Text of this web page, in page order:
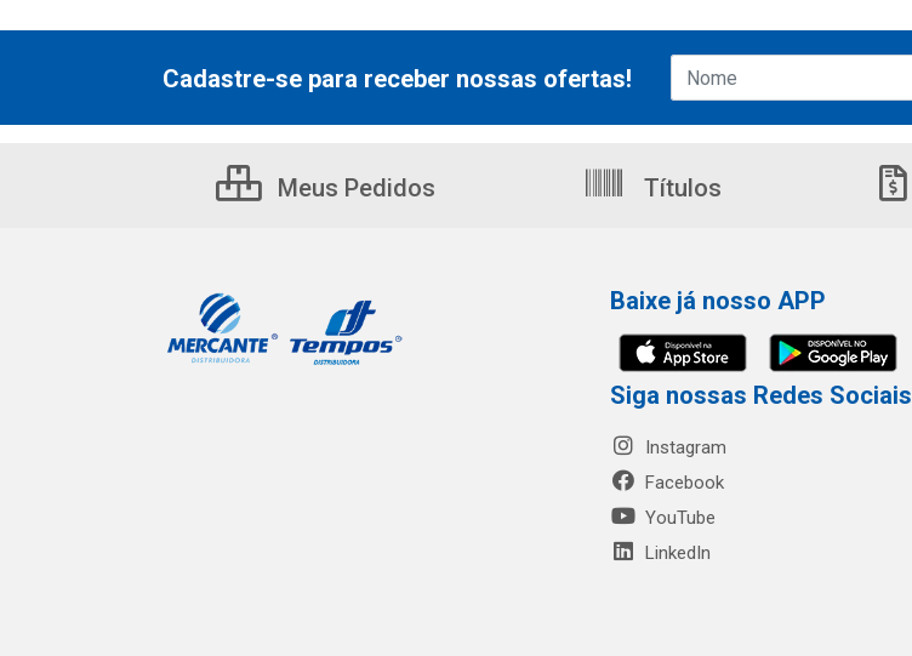
Cadastre-se para receber nossas ofertas!
Meus Pedidos Títulos
Baixe já nosso APP
Siga nossas Redes Sociais
Instagram
Facebook
YouTube
LinkedIn